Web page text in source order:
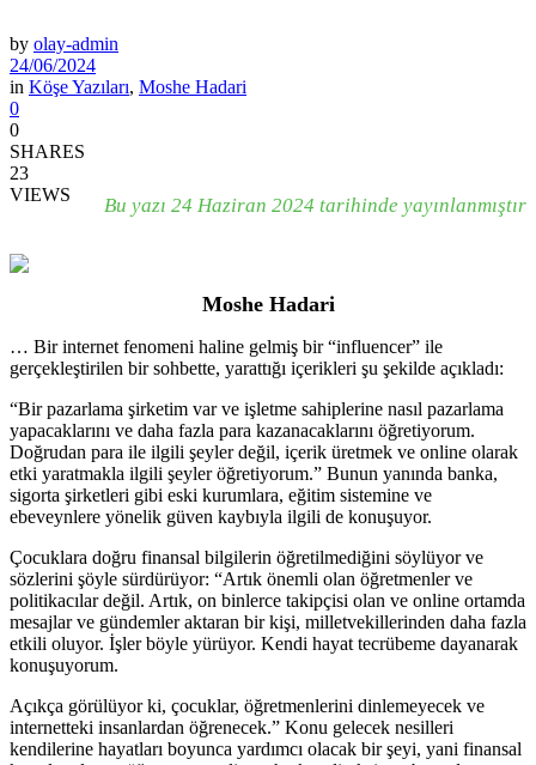
by olay-admin
24/06/2024
in Köşe Yazıları, Moshe Hadari
0
0
SHARES
23
VIEWS
Bu yazı 24 Haziran 2024 tarihinde yayınlanmıştır
Moshe Hadari
… Bir internet fenomeni haline gelmiş bir “influencer” ile
gerçekleştirilen bir sohbette, yarattığı içerikleri şu şekilde açıkladı:
“Bir pazarlama şirketim var ve işletme sahiplerine nasıl pazarlama
yapacaklarını ve daha fazla para kazanacaklarını öğretiyorum.
Doğrudan para ile ilgili şeyler değil, içerik üretmek ve online olarak
etki yaratmakla ilgili şeyler öğretiyorum.” Bunun yanında banka,
sigorta şirketleri gibi eski kurumlara, eğitim sistemine ve
ebeveynlere yönelik güven kaybıyla ilgili de konuşuyor.
Çocuklara doğru finansal bilgilerin öğretilmediğini söylüyor ve
sözlerini şöyle sürdürüyor: “Artık önemli olan öğretmenler ve
politikacılar değil. Artık, on binlerce takipçisi olan ve online ortamda
mesajlar ve gündemler aktaran bir kişi, milletvekillerinden daha fazla
etkili oluyor. İşler böyle yürüyor. Kendi hayat tecrübeme dayanarak
konuşuyorum.
Açıkça görülüyor ki, çocuklar, öğretmenlerini dinlemeyecek ve
internetteki insanlardan öğrenecek.” Konu gelecek nesilleri
kendilerine hayatları boyunca yardımcı olacak bir şeyi, yani finansal